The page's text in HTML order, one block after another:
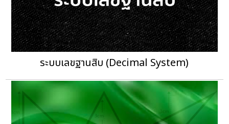
ระบบเลขฐานสิบ (Decimal System)